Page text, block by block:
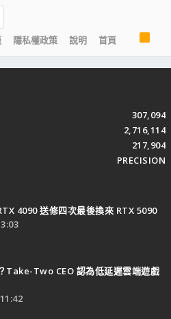
隱私權政策 說明 首頁
R
S
S
307,094
2,716,114
217,904
PRECISION
4090 送修四次最後換來 RTX 5090
Take-Two CEO 認為低延遲雲端遊戲